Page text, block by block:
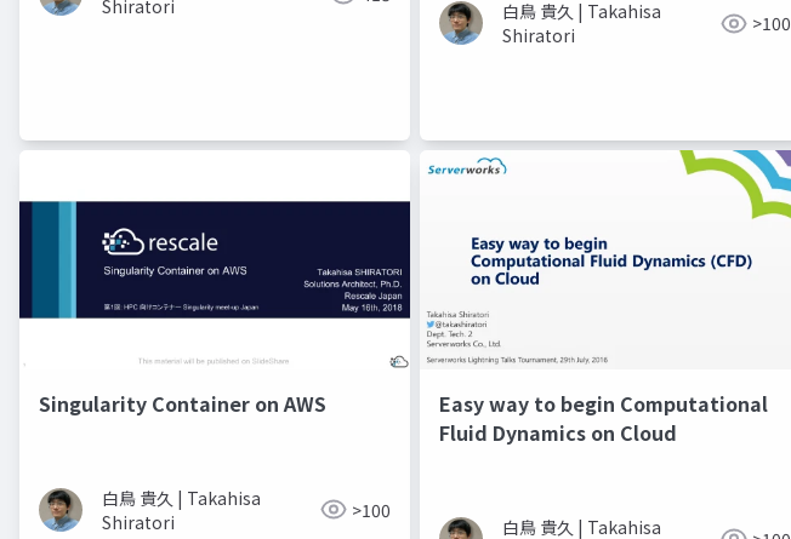
Shiratori
白鳥 貴久 | Takahisa
Shiratori
>100
Singularity Container on AWS
白鳥 貴久 | Takahisa
Shiratori
>100
Easy way to begin Computational
Fluid Dynamics on Cloud
白鳥 貴久 | Takahisa